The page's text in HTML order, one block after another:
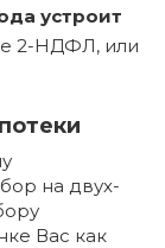
устроит
2-НДФЛ, или
на двух-
Вас как